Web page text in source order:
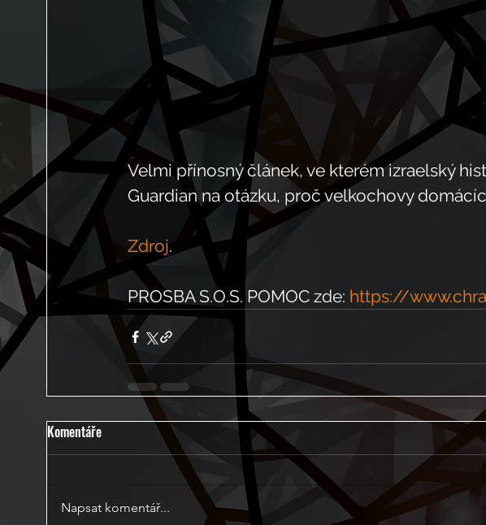
Velmi přínosný článek, ve kterém izraelský
Guardian na otázku, proč velkochovy
Zdroj.
PROSBA S.O.S. POMOC zde: https://
Komentáře
Napsat komentář...